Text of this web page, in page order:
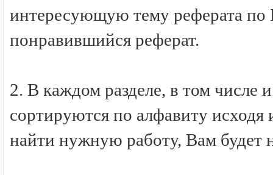
интересующую тему реферата по
понравившийся реферат.
2. В каждом разделе, в том числе
сортируются по алфавиту исходя
найти нужную работу, Вам будет